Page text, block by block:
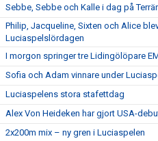
Sebbe, Sebbe och Kalle i dag på
Philip, Jacqueline, Sixten och Alice
Luciaspelslördagen
I morgon springer tre Lidingölöpare
Sofia och Adam vinnare under
Luciaspelens stora stafettdag
Alex Von Heideken har gjort USA-
2x200m mix – ny gren i Luciaspelen